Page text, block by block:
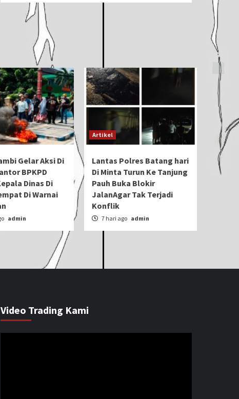
Gelar Aksi Di
BPKPD
Dinas Di
Di Warnai
admin
Artikel
Lantas Polres Batang hari
Di Minta Turun Ke Tanjung
Pauh Buka Blokir
JalanAgar Tak Terjadi
Konflik
7 hari ago admin
Video Trading Kami